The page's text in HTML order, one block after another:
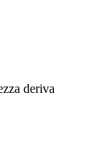
deriva